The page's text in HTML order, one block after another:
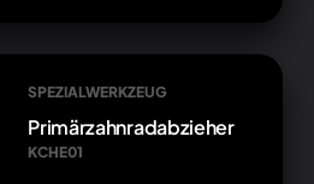
SPEZIALWERKZEUG
Primärzahnradabzieher
KCHE01